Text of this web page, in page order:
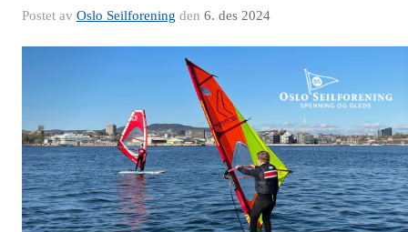
Postet av Oslo Seilforening den 6. des 2024